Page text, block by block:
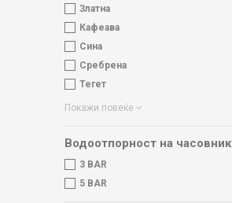
Златна
Кафеава
Сина
Сребрена
Тегет
Покажи повеќе
Водоотпорност на часовник
3 BAR
5 BAR